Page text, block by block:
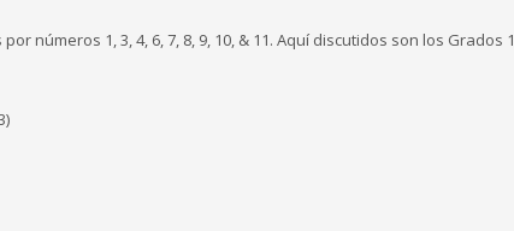
números 1, 3, 4, 6, 7, 8, 9, 10, & 11. Aquí discutidos son los Grados 1